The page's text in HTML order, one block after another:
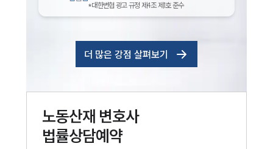
*대한변협 광고 규정 제4조 제1호 준수
더 많은 강점 살펴보기
노동산재 변호사
법률상담예약